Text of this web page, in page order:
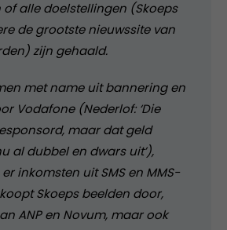
of alle doelstellingen (Skoeps
de grootste nieuwssite van
zijn gehaald.
met name uit bannering en
Vodafone (Nederlof: ‘Die
maar dat geld
al dubbel en dwars uit’),
inkomsten uit SMS en MMS-
Skoeps beelden door,
ANP en Novum, maar ook